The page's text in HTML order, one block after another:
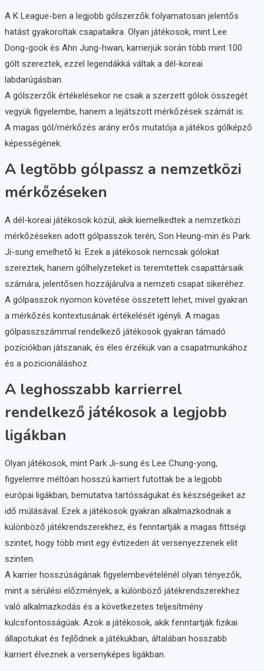
A K League-ben a legjobb gólszerzők folyamatosan jelentős
hatást gyakoroltak csapataikra. Olyan játékosok, mint Lee
Dong-gook és Ahn Jung-hwan, karrierjük során több mint 100
gólt szereztek, ezzel legendákká váltak a dél-koreai
labdarúgásban.
A gólszerzők értékelésekor ne csak a szerzett gólok összegét
vegyük figyelembe, hanem a lejátszott mérkőzések számát is.
A magas gól/mérkőzés arány erős mutatója a játékos gólképző
képességének.
A legtöbb gólpassz a nemzetközi
mérkőzéseken
A dél-koreai játékosok közül, akik kiemelkedtek a nemzetközi
mérkőzéseken adott gólpasszok terén, Son Heung-min és Park
Ji-sung emelhető ki. Ezek a játékosok nemcsak gólokat
szereztek, hanem gólhelyzeteket is teremtettek csapattársaik
számára, jelentősen hozzájárulva a nemzeti csapat sikeréhez.
A gólpasszok nyomon követése összetett lehet, mivel gyakran
a mérkőzés kontextusának értékelését igényli. A magas
gólpasszszámmal rendelkező játékosok gyakran támadó
pozíciókban játszanak, és éles érzékük van a csapatmunkához
és a pozicionáláshoz.
A leghosszabb karrierrel
rendelkező játékosok a legjobb
ligákban
Olyan játékosok, mint Park Ji-sung és Lee Chung-yong,
figyelemre méltóan hosszú karriert futottak be a legjobb
európai ligákban, bemutatva tartósságukat és készségeiket az
idő múlásával. Ezek a játékosok gyakran alkalmazkodnak a
különböző játékrendszerekhez, és fenntartják a magas fittségi
szintet, hogy több mint egy évtizeden át versenyezzenek elit
szinten.
A karrier hosszúságának figyelembevételénél olyan tényezők,
mint a sérülési előzmények, a különböző játékrendszerekhez
való alkalmazkodás és a következetes teljesítmény
kulcsfontosságúak. Azok a játékosok, akik fenntartják fizikai
állapotukat és fejlődnek a játékukban, általában hosszabb
karriert élveznek a versenyképes ligákban.